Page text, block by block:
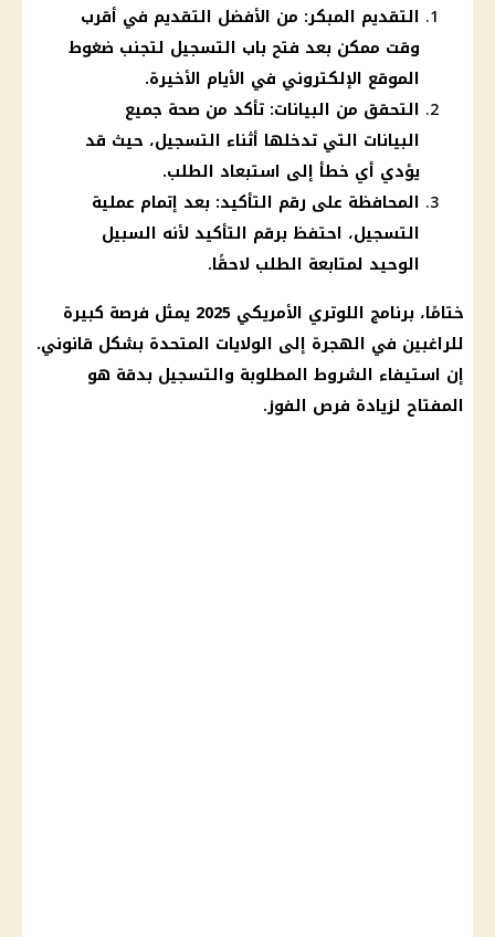
التقديم المبكر: من الأفضل التقديم في أقرب
وقت ممكن بعد فتح باب التسجيل لتجنب ضغوط
الموقع الإلكتروني في الأيام الأخيرة.
التحقق من البيانات: تأكد من صحة جميع
البيانات التي تدخلها أثناء التسجيل، حيث قد
يؤدي أي خطأ إلى استبعاد الطلب.
المحافظة على رقم التأكيد: بعد إتمام عملية
التسجيل، احتفظ برقم التأكيد لأنه السبيل
الوحيد لمتابعة الطلب لاحقًا.
ختامًا، برنامج اللوتري الأمريكي 2025
يمثل فرصة كبيرة
للراغبين في الهجرة إلى الولايات المتحدة بشكل قانوني.
إن استيفاء الشروط المطلوبة والتسجيل بدقة هو
المفتاح لزيادة فرص الفوز.